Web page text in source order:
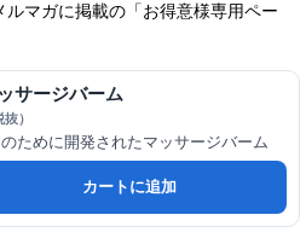
ルマガに掲載の「お得意様専用ペー
サージバーム
抜）
ために開発されたマッサージバーム
カートに追加